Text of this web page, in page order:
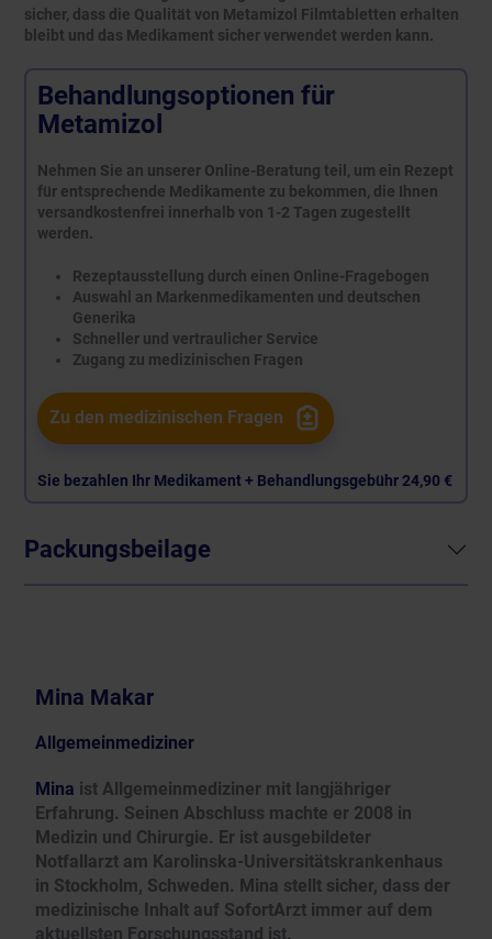
sicher, dass die Qualität von Metamizol Filmtabletten erhalten
bleibt und das Medikament sicher verwendet werden kann.
Behandlungsoptionen für
Metamizol
Nehmen Sie an unserer Online-Beratung teil, um ein Rezept
für entsprechende Medikamente zu bekommen, die Ihnen
versandkostenfrei innerhalb von 1-2 Tagen zugestellt
werden.
Rezeptausstellung durch einen Online-Fragebogen
Auswahl an Markenmedikamenten und deutschen
Generika
Schneller und vertraulicher Service
Zugang zu medizinischen Fragen
Zu den medizinischen Fragen
Sie bezahlen Ihr Medikament + Behandlungsgebühr24,90 €
Packungsbeilage
Mina Makar
Allgemeinmediziner
Mina ist Allgemeinmediziner mit langjähriger
Erfahrung. Seinen Abschluss machte er 2008 in
Medizin und Chirurgie. Er ist ausgebildeter
Notfallarzt am Karolinska-Universitätskrankenhaus
in Stockholm, Schweden. Mina stellt sicher, dass der
medizinische Inhalt auf SofortArzt immer auf dem
aktuellsten Forschungsstand ist.